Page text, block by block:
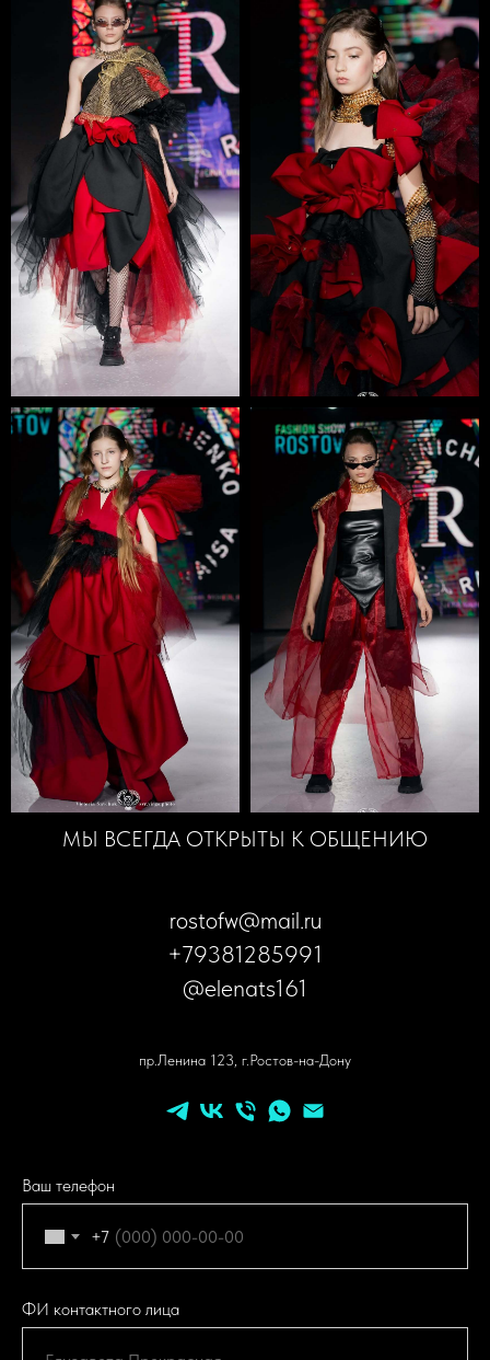
МЫ ВСЕГДА ОТКРЫТЫ К ОБЩЕНИЮ
rostofw@mail.ru
+79381285991
@elenats161
пр.Ленина 123, г.Ростов-на-Дону
Ваш телефон
+7
ФИ контактного лица